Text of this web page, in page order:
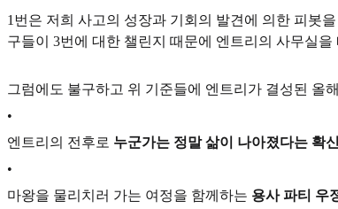
1번은 저희 사고의 성장과 기회의 발견에 의한 피봇
구들이 3번에 대한 챌린지 때문에 엔트리의 사무실을
그럼에도 불구하고 위 기준들에 엔트리가 결성된 올
•
엔트리의 전후로 누군가는 정말 삶이 나아졌다는 확신
•
마왕을 물리치러 가는 여정을 함께하는 용사 파티 우